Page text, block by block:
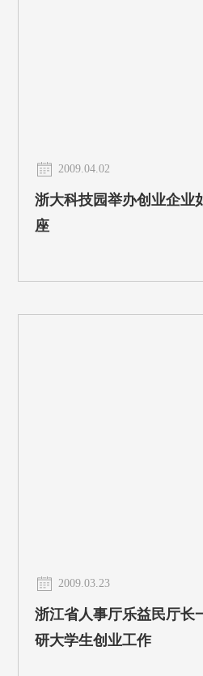
2009.04.02
浙大科技园举办创业企业
座
2009.03.23
浙江省人事厅乐益民厅长
研大学生创业工作